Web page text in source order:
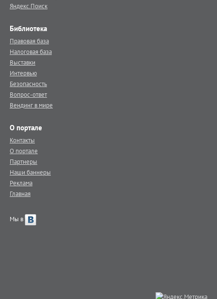
Яндекс.Поиск
Библиотека
Правовая база
Налоговая база
Выставки
Интервью
Безопасность
Вопрос-ответ
Вендинг в мире
О портале
Контакты
О портале
Партнеры
Наши баннеры
Реклама
Главная
Мы в